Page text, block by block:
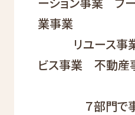
業事業
リユース事
ビス事業 不動産
７部門で事